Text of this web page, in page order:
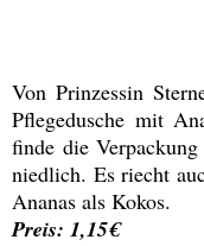
Von Prinzessin
Pflegedusche mit
finde die
niedlich. Es riecht
Ananas als Kokos.
Preis: 1,15€